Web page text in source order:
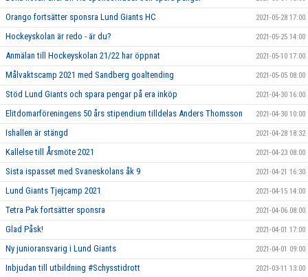
Orango fortsätter sponsra Lund Giants HC 2021-05-28 17:00
Hockeyskolan är redo - är du? 2021-05-25 14:00
Anmälan till Hockeyskolan 21/22 har öppnat 2021-05-10 17:00
Målvaktscamp 2021 med Sandberg goaltending 2021-05-05 08:00
Stöd Lund Giants och spara pengar på era inköp 2021-04-30 16:00
Elitdomarföreningens 50 års stipendium tilldelas Anders Thomsson 2021-04-30 10:00
Ishallen är stängd 2021-04-28 18:32
Kallelse till Årsmöte 2021 2021-04-23 08:00
Sista ispasset med Svaneskolans åk 9 2021-04-21 16:30
Lund Giants Tjejcamp 2021 2021-04-15 14:00
Tetra Pak fortsätter sponsra 2021-04-06 08:00
Glad Påsk! 2021-04-01 17:00
Ny junioransvarig i Lund Giants 2021-04-01 09:00
Inbjudan till utbildning #Schysstidrott 2021-03-11 13:00